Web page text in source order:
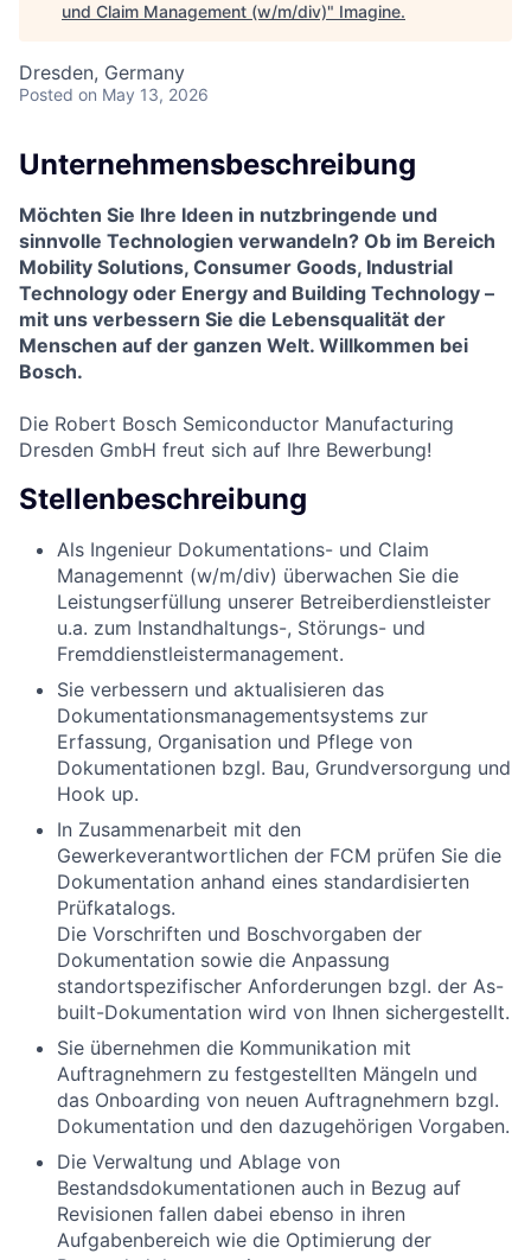
und Claim Management (w/m/div)" Imagine.
Dresden, Germany
Posted on May 13, 2026
Unternehmensbeschreibung
Möchten Sie Ihre Ideen in nutzbringende und
sinnvolle Technologien verwandeln? Ob im Bereich
Mobility Solutions, Consumer Goods, Industrial
Technology oder Energy and Building Technology –
mit uns verbessern Sie die Lebensqualität der
Menschen auf der ganzen Welt. Willkommen bei
Bosch.
Die Robert Bosch Semiconductor Manufacturing
Dresden GmbH freut sich auf Ihre Bewerbung!
Stellenbeschreibung
Als Ingenieur Dokumentations- und Claim
Managemennt (w/m/div) überwachen Sie die
Leistungserfüllung unserer Betreiberdienstleister
u.a. zum Instandhaltungs-, Störungs- und
Fremddienstleistermanagement.
Sie verbessern und aktualisieren das
Dokumentationsmanagementsystems zur
Erfassung, Organisation und Pflege von
Dokumentationen bzgl. Bau, Grundversorgung und
Hook up.
In Zusammenarbeit mit den
Gewerkeverantwortlichen der FCM prüfen Sie die
Dokumentation anhand eines standardisierten
Prüfkatalogs.
Die Vorschriften und Boschvorgaben der
Dokumentation sowie die Anpassung
standortspezifischer Anforderungen bzgl. der As-
built-Dokumentation wird von Ihnen sichergestellt.
Sie übernehmen die Kommunikation mit
Auftragnehmern zu festgestellten Mängeln und
das Onboarding von neuen Auftragnehmern bzgl.
Dokumentation und den dazugehörigen Vorgaben.
Die Verwaltung und Ablage von
Bestandsdokumentationen auch in Bezug auf
Revisionen fallen dabei ebenso in ihren
Aufgabenbereich wie die Optimierung der